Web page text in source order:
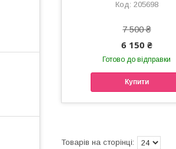
205698
7 500 ₴
6 150 ₴
Готово до відправки
Купити